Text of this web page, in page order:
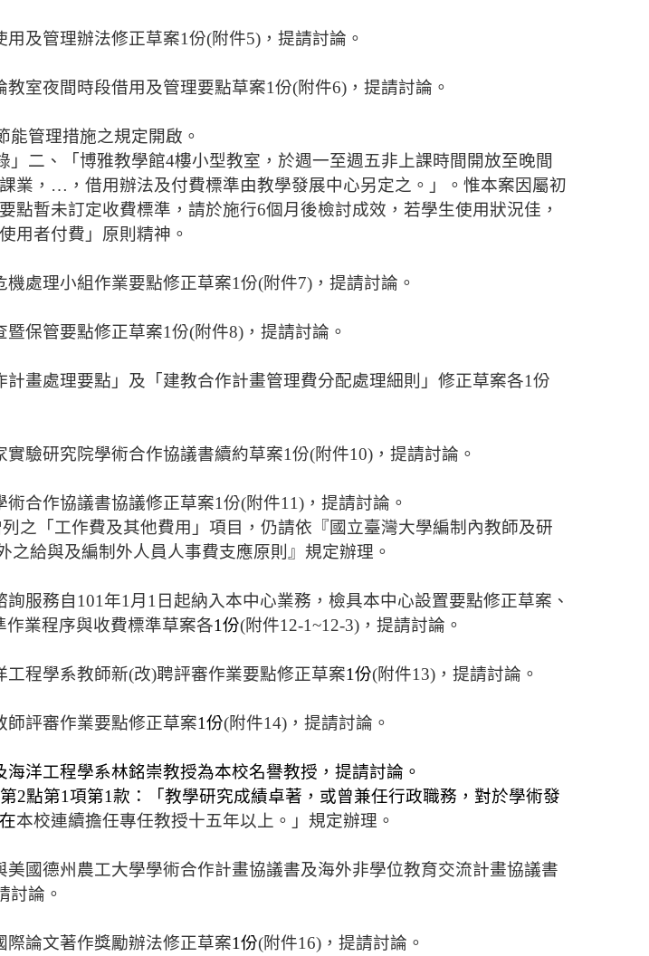
用及管理辦法修正草案1份(附件5) ，提請討論。
教室夜間時段借用及管理要點草案1份(附件6) ，提請討論。
能管理措施之規定開啟。
」二、「博雅教學館4樓小型教室，於週一至週五非上課時間開放至晚間
業，…，借用辦法及付費標準由教學發展中心另定之。」。惟本案因屬初
點暫未訂定收費標準，請於施行6個月後檢討成效，若學生使用狀況佳，
用者付費」原則精神。
機處理小組作業要點修正草案1份(附件7) ，提請討論。
暨保管要點修正草案1份(附件8) ，提請討論。
計畫處理要點」及「建教合作計畫管理費分配處理細則」修正草案各1份
實驗研究院學術合作協議書續約草案1份(附件10) ，提請討論。
術合作協議書協議修正草案1份(附件11) ，提請討論。
之「工作費及其他費用」項目，仍請依『國立臺灣大學編制內教師及研
之給與及編制外人員人事費支應原則』規定辦理。
詢服務自101 年1 月 1 日起納入本中心業務，檢具本中心設置要點修正草案、
業程序與收費標準草案各1份(附件12-1~12-3) ，提請討論。
工程學系教師新(改)聘評審作業要點修正草案1份(附件13) ，提請討論。
師評審作業要點修正草案1份(附件14) ，提請討論。
洋工程學系林銘崇教授為本校名譽教授，提請討論。
第2點第1項第1款：「教學研究成績卓著，或曾兼任行政職務，對於學術發
本校連續擔任專任教授十五年以上。」規定辦理。
國德州農工大學學術合作計畫協議書及海外非學位教育交流計畫協議書
討論。
際論文著作獎勵辦法修正草案1份(附件16) ，提請討論。